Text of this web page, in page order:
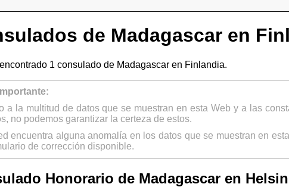
de Madagascar en
1 consulado de Madagascar en Finlandia.
a la multitud de datos que se muestran en esta Web y a las
no podemos garantizar la certeza de estos.
encuentra alguna anomalía en los datos que se muestran en
de corrección disponible.
Honorario de Madagascar en